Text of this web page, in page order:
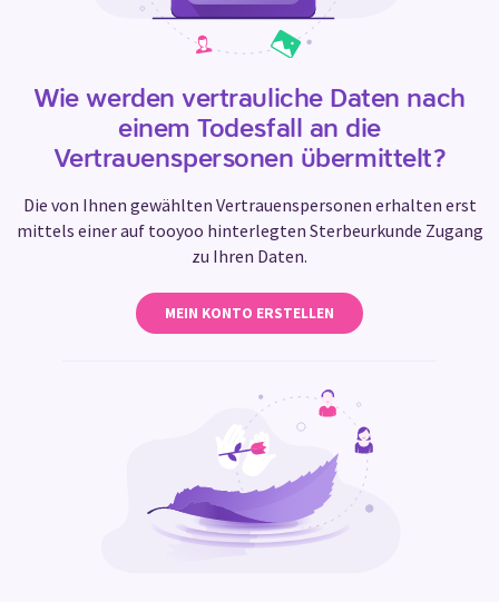
Wie werden vertrauliche Daten nach
einem Todesfall an die
Vertrauenspersonen übermittelt?
Die von Ihnen gewählten Vertrauenspersonen erhalten erst
mittels einer auf tooyoo hinterlegten Sterbeurkunde Zugang
zu Ihren Daten.
MEIN KONTO ERSTELLEN